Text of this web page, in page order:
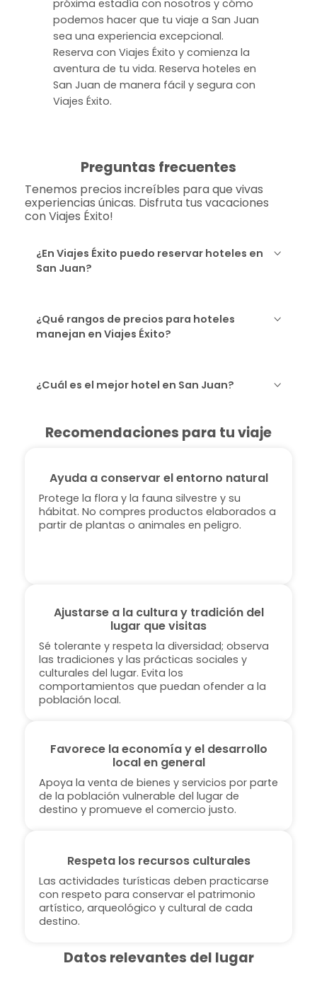
próxima estadía con nosotros y cómo
podemos hacer que tu viaje a San Juan
sea una experiencia excepcional.
Reserva con Viajes Éxito y comienza la
aventura de tu vida. Reserva hoteles en
San Juan de manera fácil y segura con
Viajes Éxito.
Preguntas frecuentes
Tenemos precios increíbles para que vivas
experiencias únicas. Disfruta tus vacaciones
con Viajes Éxito!
¿En Viajes Éxito puedo reservar hoteles en
San Juan?
¿Qué rangos de precios para hoteles
manejan en Viajes Éxito?
¿Cuál es el mejor hotel en San Juan?
Recomendaciones para tu viaje
Ayuda a conservar el entorno natural
Protege la flora y la fauna silvestre y su
hábitat. No compres productos elaborados a
partir de plantas o animales en peligro.
Ajustarse a la cultura y tradición del
lugar que visitas
Sé tolerante y respeta la diversidad; observa
las tradiciones y las prácticas sociales y
culturales del lugar. Evita los
comportamientos que puedan ofender a la
población local.
Favorece la economía y el desarrollo
local en general
Apoya la venta de bienes y servicios por parte
de la población vulnerable del lugar de
destino y promueve el comercio justo.
Respeta los recursos culturales
Las actividades turísticas deben practicarse
con respeto para conservar el patrimonio
artístico, arqueológico y cultural de cada
destino.
Datos relevantes del lugar